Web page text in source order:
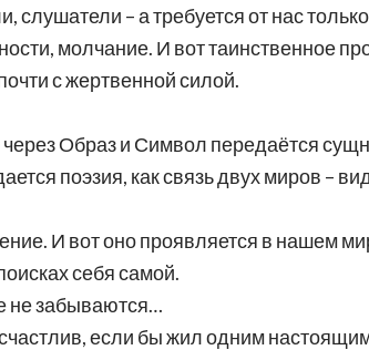
– а требуется от нас
молчание. И вот таинственное
с жертвенной силой.
Образ и Символ передаётся
поэзия, как связь двух миров –
И вот оно проявляется в нашем
себя самой.
не забываются…
если бы жил одним